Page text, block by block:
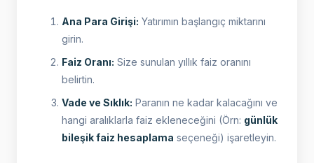
Ana Para Girişi: Yatırımın başlangıç miktarını
girin.
Faiz Oranı: Size sunulan yıllık faiz oranını
belirtin.
Vade ve Sıklık: Paranın ne kadar kalacağını ve
hangi aralıklarla faiz ekleneceğini (Örn: günlük
bileşik faiz hesaplama seçeneği) işaretleyin.